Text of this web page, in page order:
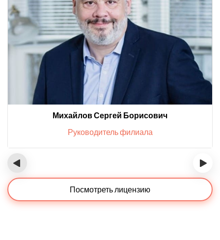
Михайлов Сергей Борисович
Руководитель филиала
‹ ›
Посмотреть лицензию